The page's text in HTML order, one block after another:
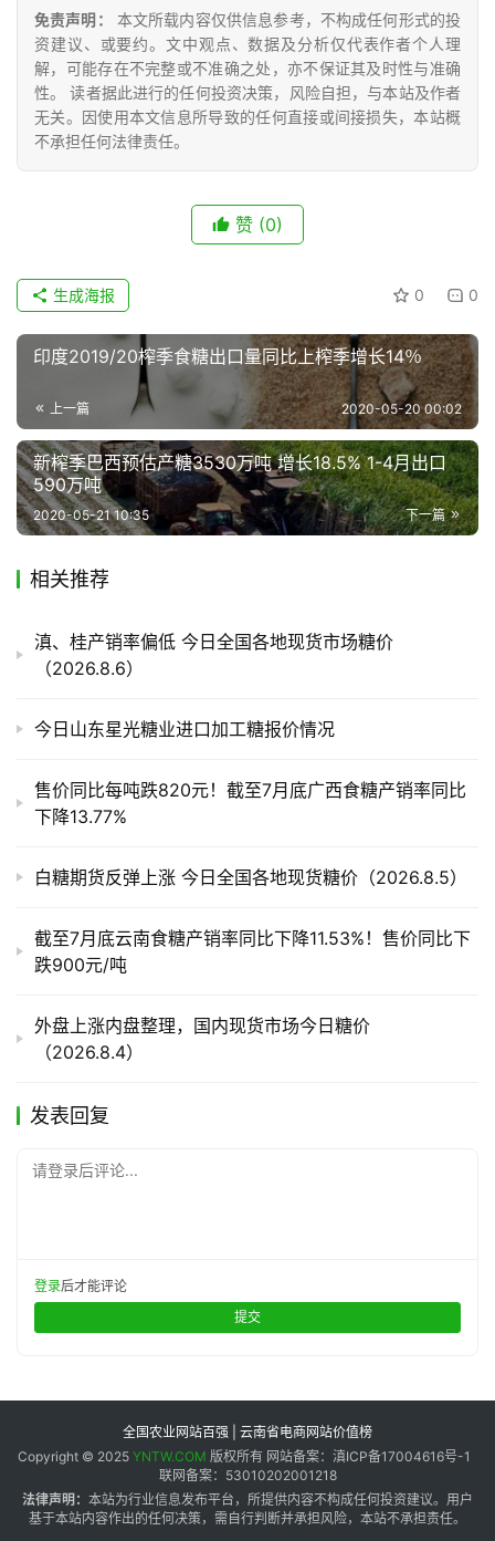
公
众
号
题
地
区
频
道
业
链
储
免责声明：
本文所载内容仅供信息参考，不构成任何形式的投
资建议、或要约。文中观点、数据及分析仅代表作者个人理
解，可能存在不完整或不准确之处，亦不保证其及时性与准确
性。 读者据此进行的任何投资决策，风险自担，与本站及作者
无关。因使用本文信息所导致的任何直接或间接损失，本站概
不承担任何法律责任。
赞 (0)
0 0
生成海报
印度2019/20榨季食糖出口量同比上榨季增长14％
上一篇 2020-05-20 00:02
新榨季巴西预估产糖3530万吨 增长18.5% 1-4月出口
590万吨
下一篇
2020-05-21 10:35
相关推荐
滇、桂产销率偏低 今日全国各地现货市场糖价
（2026.8.6）
今日山东星光糖业进口加工糖报价情况
售价同比每吨跌820元！截至7月底广西食糖产销率同比
下降13.77%
白糖期货反弹上涨 今日全国各地现货糖价（2026.8.5）
截至7月底云南食糖产销率同比下降11.53%！售价同比下
跌900元/吨
外盘上涨内盘整理，国内现货市场今日糖价
（2026.8.4）
发表回复
请登录后评论...
登录后才能评论
提交
全国农业网站百强 | 云南省电商网站价值榜
Copyright © 2025 YNTW.COM 版权所有 网站备案：滇ICP备17004616号-1
联网备案：53010202001218
法律声明： 本站为行业信息发布平台，所提供内容不构成任何投资建议。用户
基于本站内容作出的任何决策，需自行判断并承担风险，本站不承担责任。